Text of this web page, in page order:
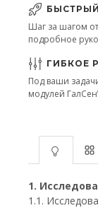
Шаг за шагом
подробное
ГИБКОЕ
Под ваши
модулей ГалСен
1.
1.1.